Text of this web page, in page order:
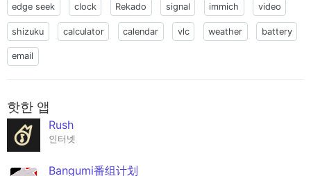
edge seek clock Rekado signal immich video
shizuku calculator calendar vlc weather battery
email
핫한 앱
Rush
인터넷
Bangumi番组计划